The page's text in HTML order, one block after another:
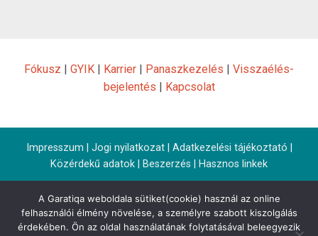
Fókusz | GYIK | Karrier | Panaszkezelés | Visszaélés-
bejelentés | Kapcsolat
Impresszum Jogi nyilatkozat| Adatkezelési tájékoztató
Közérdekű adatok
Beszerzés Hasznos linkek
A Garatiqa weboldala sütiket(cookie) használ az online
felhasználói élmény növelése, a személyre szabott kiszolgálás
érdekében. Ön az oldal használatának folytatásával beleegyezik